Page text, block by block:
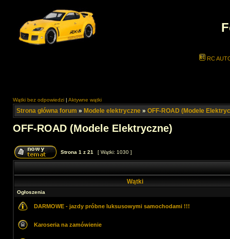
RC
Wątki bez odpowiedzi | Aktywne wątki
Strona główna forum » Modele elektryczne » OFF-ROAD (Modele
OFF-ROAD (Modele Elektryczne)
Strona 1 z 21 [ Wątki: 1030 ]
Wątki
Ogłoszenia
DARMOWE - jazdy próbne luksusowymi samochodami !!!
Karoseria na zamówienie